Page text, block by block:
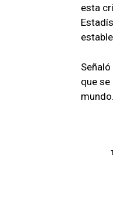
esta
que
mundo.